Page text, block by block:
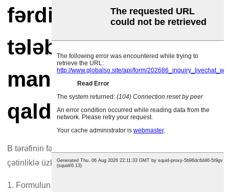
fərdiləşdirilmiş
tələbinə texniki
maneələrin aradan
qaldırılması
B tərəfinin fərdiləşdirilməsi çox vaxt üç əsas texniki
çətinliklə üzləşir.
1. Formulun uyğunlaşması ilə bağlı çətinliklər: müxtəlif